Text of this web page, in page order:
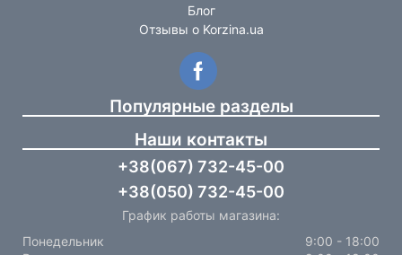
Блог
Отзывы о Korzina.ua
Популярные разделы
Наши контакты
+38(067) 732-45-00
+38(050) 732-45-00
График работы магазина:
Понедельник
9:00 - 18:00